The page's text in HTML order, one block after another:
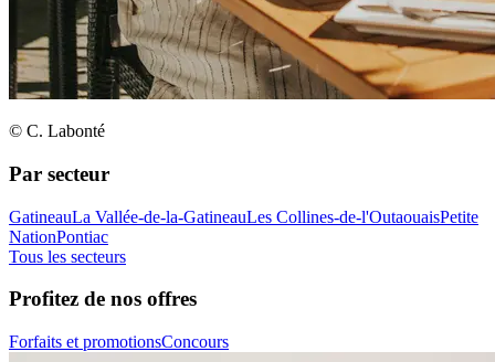
© C. Labonté
Par secteur
GatineauLa Vallée-de-la-GatineauLes Collines-de-l'OutaouaisPetite
NationPontiac
Tous les secteurs
Profitez de nos offres
Forfaits et promotionsConcours